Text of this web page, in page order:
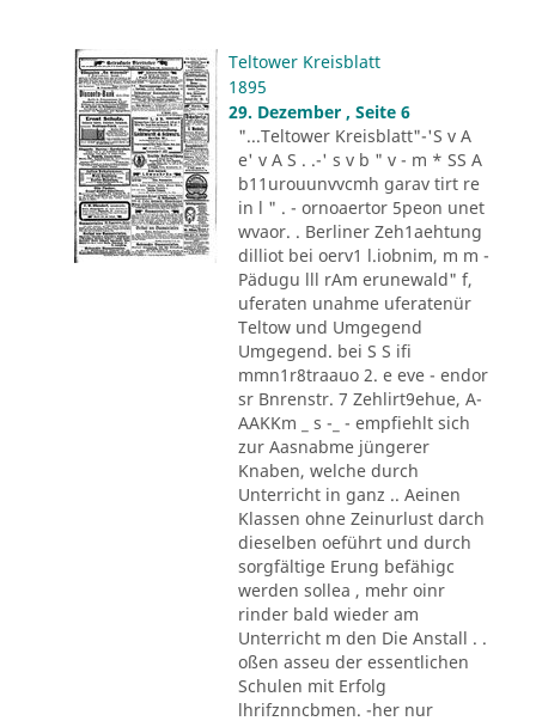
Teltower Kreisblatt
1895
29. Dezember , Seite 6
"...Teltower Kreisblatt"-'S v A
e' v A S . .-' s v b " v - m * SS A
b11urouunvvcmh garav tirt re
in l " . - ornoaertor 5peon unet
wvaor. . Berliner Zeh1aehtung
dilliot bei oerv1 l.iobnim, m m -
Pädugu lll rAm erunewald" f,
uferaten unahme uferatenür
Teltow und Umgegend
Umgegend. bei S S ifi
mmn1r8traauo 2. e eve - endor
sr Bnrenstr. 7 Zehlirt9ehue, A-
AAKKm _ s -_ - empfiehlt sich
zur Aasnabme jüngerer
Knaben, welche durch
Unterricht in ganz .. Aeinen
Klassen ohne Zeinurlust darch
dieselben oeführt und durch
sorgfältige Erung befähigc
werden sollea , mehr oinr
rinder bald wieder am
Unterricht m den Die Anstall . .
oßen asseu der essentlichen
Schulen mit Erfolg
lhrifznncbmen. -her nur